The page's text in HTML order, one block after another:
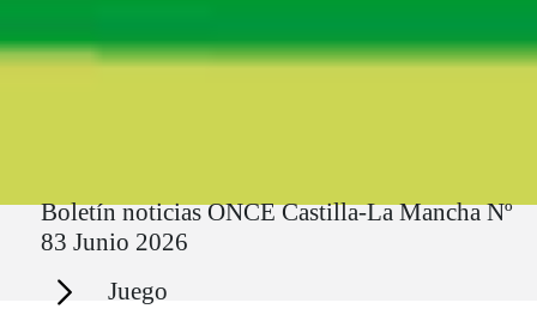
Boletín noticias ONCE Castilla-La Mancha Nº
83 Junio 2026
Secciones Juego